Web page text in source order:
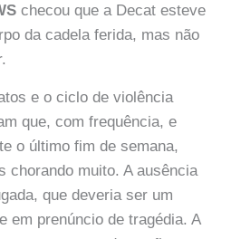
checou que a Decat esteve
da cadela ferida, mas não
e o ciclo de violência
que, com frequência, e
o último fim de semana,
chorando muito. A ausência
que deveria ser um
em prenúncio de tragédia. A